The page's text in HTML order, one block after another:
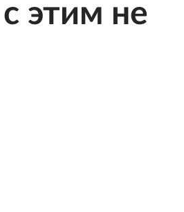
этим не